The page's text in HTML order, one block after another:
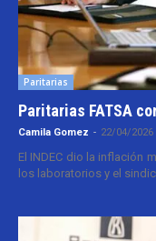
Paritarias
Paritarias FATSA
Camila Gomez - 22/04/2026
El INDEC dio la inflación
los laboratorios y el